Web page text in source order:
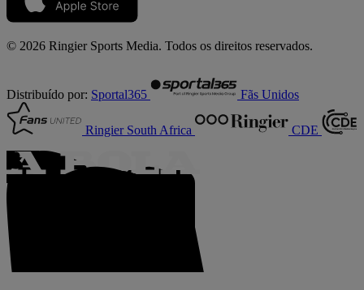
© 2026 Ringier Sports Media. Todos os direitos reservados.
Distribuído por: Sportal365 Fãs Unidos
Ringier South Africa CDE